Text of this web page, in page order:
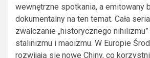
wewnętrzne spotkania, a emitowany
dokumentalny na ten temat. Cała
zwalczanie „historycznego
stalinizmu i maoizmu. W Europie
rozwijają się nowe Chiny, co